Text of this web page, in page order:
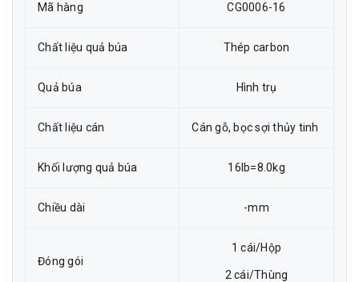
Mã hàng CG0006-16
Chất liệu quả búa Thép carbon
Quả búa Hình trụ
Chất liệu cán Cán gỗ, bọc sợi thủy tinh
Khối lượng quả búa 16lb=8.0kg
Chiều dài -mm
Đóng gói
1 cái/Hộp
2 cái/Thùng